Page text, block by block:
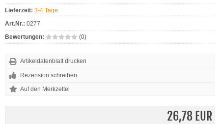
26,78 EUR
Lieferzeit: 3-4 Tage
Art.Nr.: 0277
Bewertungen:
(0)
Artikeldatenblatt drucken
Rezension schreiben